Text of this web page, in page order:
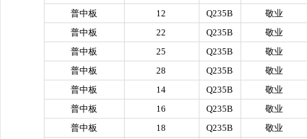
普中板
12 Q235B
敬业
普中板
22 Q235B
敬业
普中板
25 Q235B
敬业
普中板
28 Q235B
敬业
普中板
14 Q235B
敬业
普中板
16 Q235B
敬业
普中板
18 Q235B
敬业